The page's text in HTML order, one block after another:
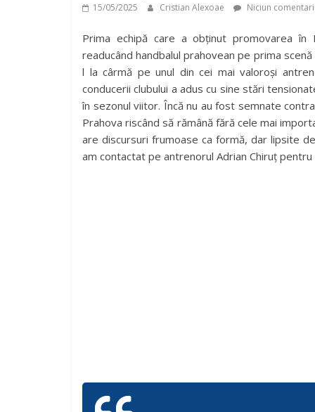
15/05/2025 Cristian Alexoae Niciun
Prima echipă care a obținut promovarea în
readucând handbalul prahovean pe prima
l la cârmă pe unul din cei mai valoroși
conducerii clubului a adus cu sine stări
în sezonul viitor. Încă nu au fost semnate
Prahova riscând să rămână fără cele mai
are discursuri frumoase ca formă, dar lipsite
am contactat pe antrenorul Adrian Chiruț